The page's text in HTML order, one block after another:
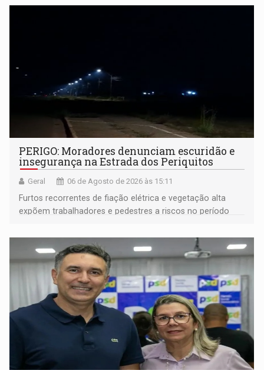
PERIGO: Moradores denunciam escuridão e
insegurança na Estrada dos Periquitos
Geral 06 de Agosto de 2026 às 15:11
Furtos recorrentes de fiação elétrica e vegetação alta
expõem trabalhadores e pedestres a riscos no período